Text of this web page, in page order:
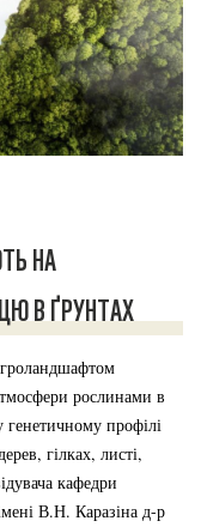
НА
В ҐРУНТАХ
рослинами в
генетичному профілі
гілках, листі,
кафедри
В.Н. Каразіна д-р